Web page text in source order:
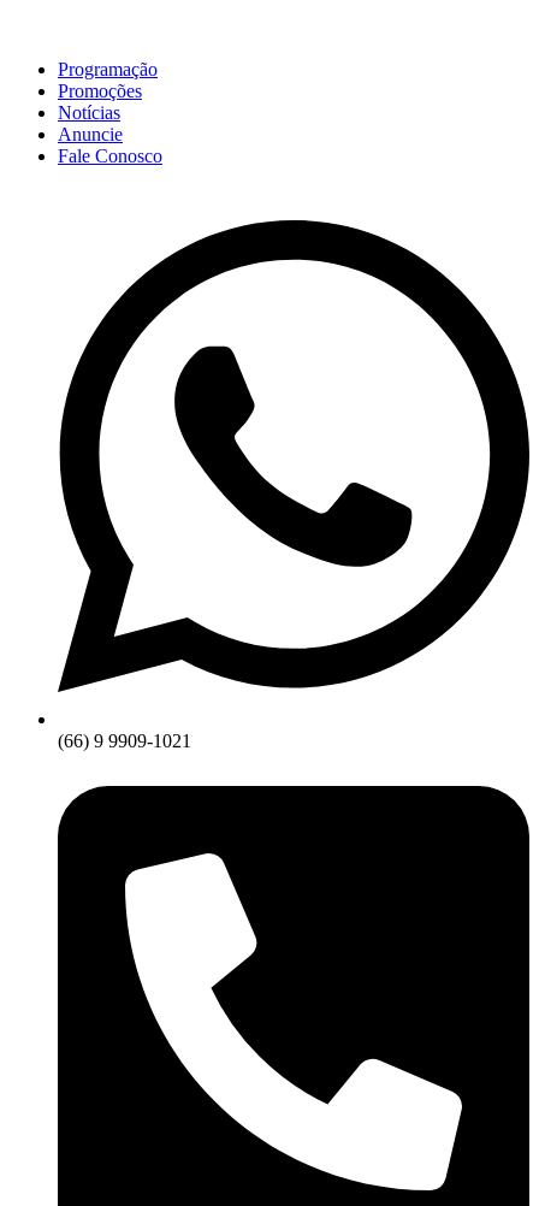
Programação
Promoções
Notícias
Anuncie
Fale Conosco
(66) 9 9909-1021